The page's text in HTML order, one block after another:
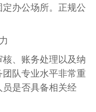
办公场所。正规公
、账务处理以及纳
队专业水平非常重
是否具备相关经